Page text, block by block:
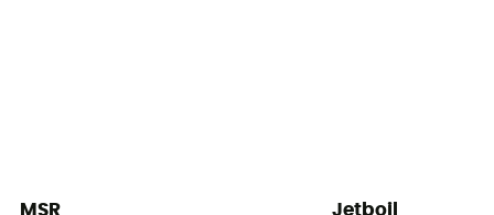
MSR Jetboil